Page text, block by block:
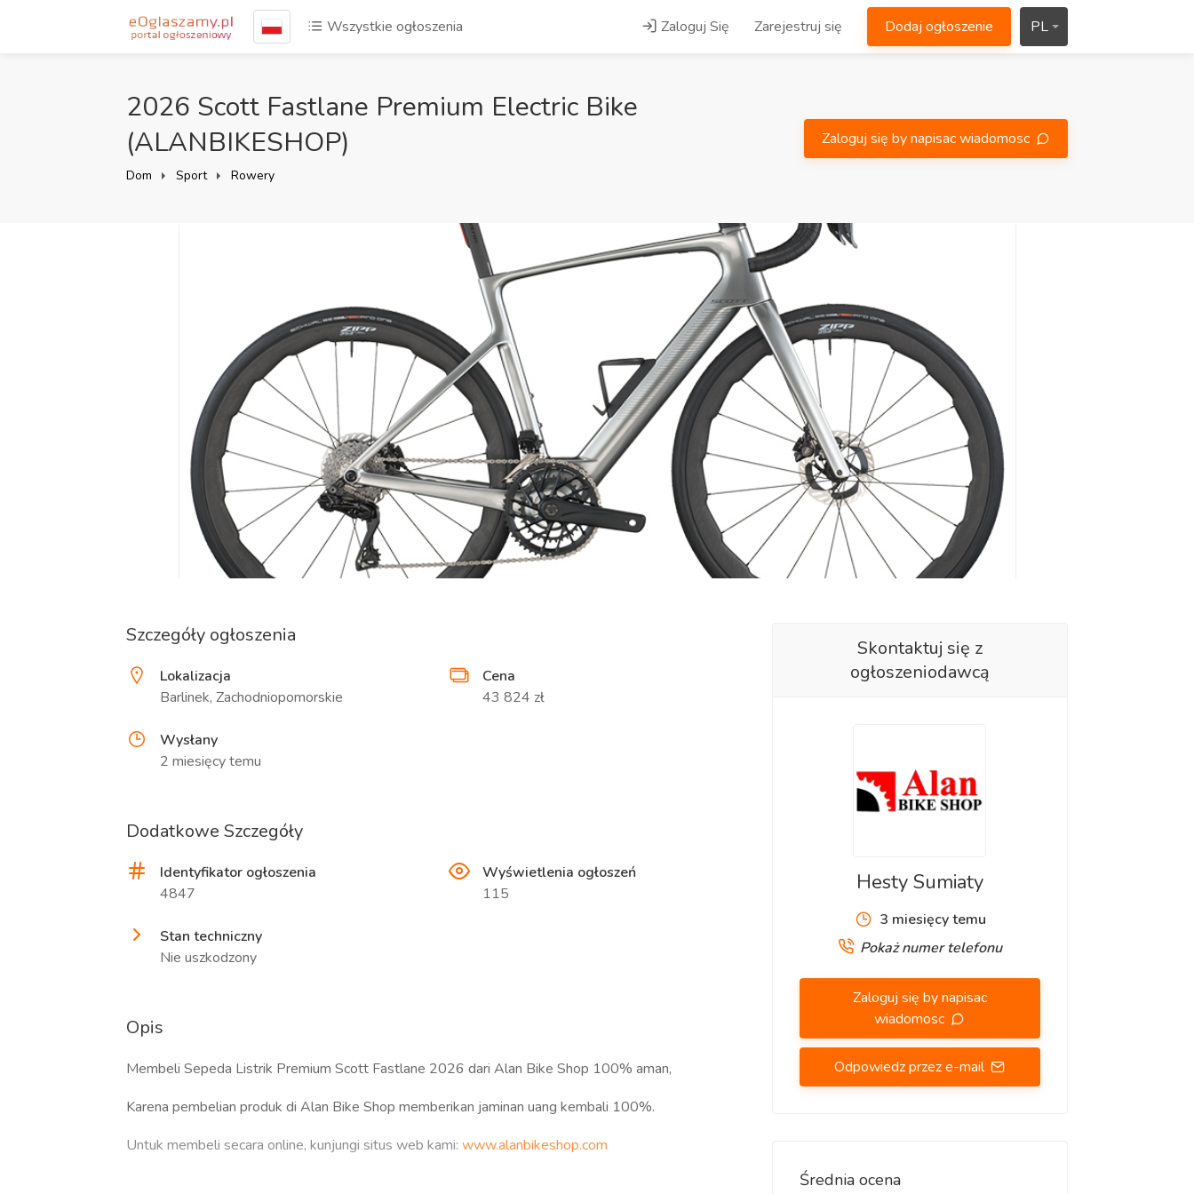
Wszystkie ogłoszenia Zaloguj Się Zarejestruj się Dodaj ogłoszenie PL
2026 Scott Fastlane Premium Electric Bike
(ALANBIKESHOP)
Dom Sport Rowery
Zaloguj się by napisac wiadomosc
Szczegóły ogłoszenia
Lokalizacja
Barlinek, Zachodniopomorskie
Cena
43 824 zł
Wysłany
2 miesięcy temu
Dodatkowe Szczegóły
Identyfikator ogłoszenia
4847
Wyświetlenia ogłoszeń
115
Stan techniczny
Nie uszkodzony
Opis
Membeli Sepeda Listrik Premium Scott Fastlane 2026 dari Alan Bike Shop 100% aman,
Karena pembelian produk di Alan Bike Shop memberikan jaminan uang kembali 100%.
Untuk membeli secara online, kunjungi situs web kami: www.alanbikeshop.com
Skontaktuj się z
ogłoszeniodawcą
Hesty Sumiaty
3 miesięcy temu
Pokaż numer telefonu
Zaloguj się by napisac
wiadomosc
Odpowiedz przez e-mail
Średnia ocena